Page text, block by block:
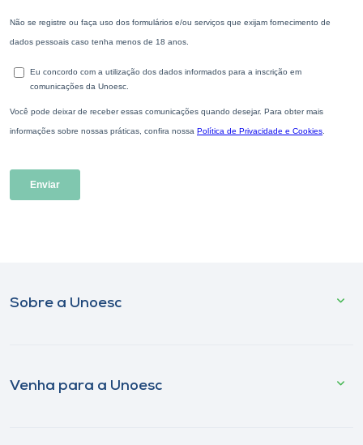
Sobre a Unoesc
Venha para a Unoesc